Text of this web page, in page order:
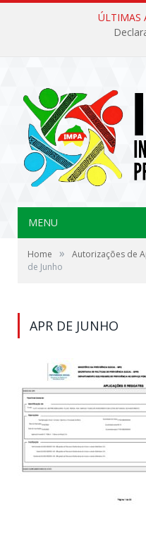
ÚLTIMAS
MENU
Home » Autorizações de
de Junho
APR DE JUNHO